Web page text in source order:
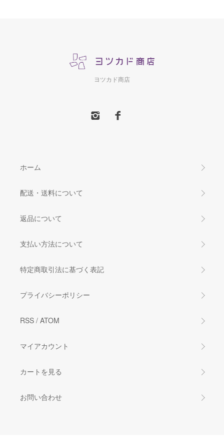
ヨツカド商店
ホーム
配送・送料について
返品について
支払い方法について
特定商取引法に基づく表記
プライバシーポリシー
RSS / ATOM
マイアカウント
カートを見る
お問い合わせ